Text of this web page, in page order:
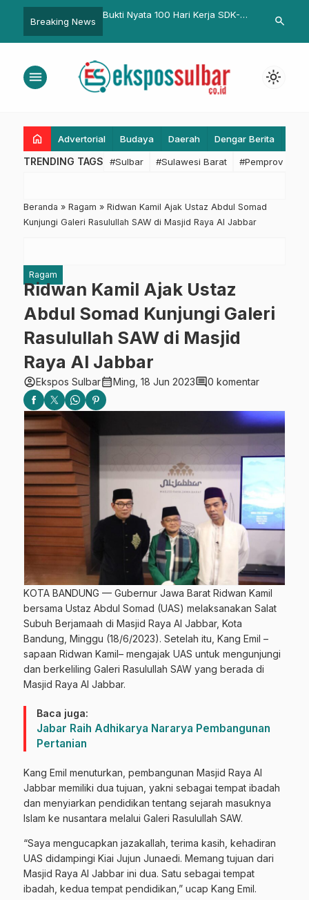
Breaking News
Nyata 100 Hari Kerja SDK-
Mamasa Rasakan
Bapperida Sulbar Kawal
Peluang Bisnis Sektor
search
menu light_mode
home Advertorial Budaya Daerah Dengar Berita
TRENDING TAGS #Sulbar #Sulawesi Barat #Pemprov
Beranda » Ragam » Ridwan Kamil Ajak Ustaz Abdul Somad
Kunjungi Galeri Rasulullah SAW di Masjid Raya Al Jabbar
Ragam
Ridwan Kamil Ajak Ustaz
Abdul Somad Kunjungi Galeri
Rasulullah SAW di Masjid
Raya Al Jabbar
account_circleEkspos Sulbarcalendar_monthMing, 18 Jun 2023comment0 komentar
KOTA BANDUNG — Gubernur Jawa Barat Ridwan Kamil
bersama Ustaz Abdul Somad (UAS) melaksanakan Salat
Subuh Berjamaah di Masjid Raya Al Jabbar, Kota
Bandung, Minggu (18/6/2023). Setelah itu, Kang Emil –
sapaan Ridwan Kamil– mengajak UAS untuk mengunjungi
dan berkeliling Galeri Rasulullah SAW yang berada di
Masjid Raya Al Jabbar.
Baca juga:
Jabar Raih Adhikarya Nararya Pembangunan
Pertanian
Kang Emil menuturkan, pembangunan Masjid Raya Al
Jabbar memiliki dua tujuan, yakni sebagai tempat ibadah
dan menyiarkan pendidikan tentang sejarah masuknya
Islam ke nusantara melalui Galeri Rasulullah SAW.
“Saya mengucapkan jazakallah, terima kasih, kehadiran
UAS didampingi Kiai Jujun Junaedi. Memang tujuan dari
Masjid Raya Al Jabbar ini dua. Satu sebagai tempat
ibadah, kedua tempat pendidikan,” ucap Kang Emil.